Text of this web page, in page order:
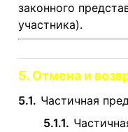
законного
участника).
5. Отмена и
5.1. Частичная
5.1.1.